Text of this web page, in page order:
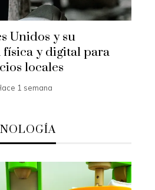
Unidos y su
y digital para
locales
1 semana